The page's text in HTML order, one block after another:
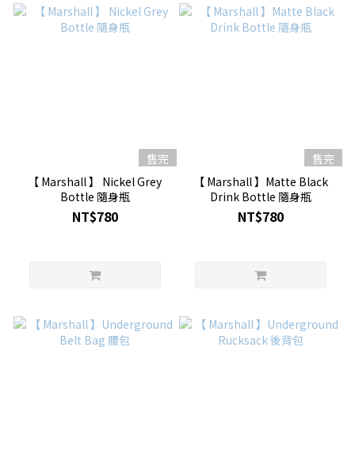
售完
【 Marshall 】 Nickel Grey
Bottle 隨身瓶
NT$780
售完
【 Marshall 】Matte Black
Drink Bottle 隨身瓶
NT$780